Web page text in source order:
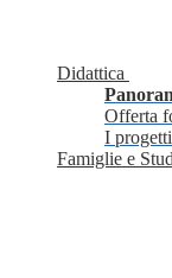
Didattica
Offerta
I
Famiglie e